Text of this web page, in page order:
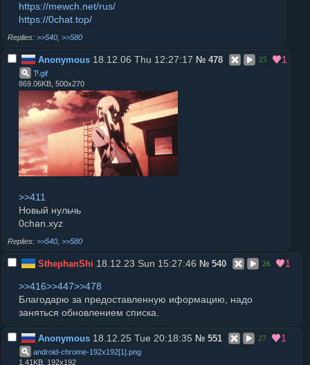
https://mewch.net/rus/
https://0chat.top/
>>540 >>580
Anonymous18.12.06 Thu 12:27:17 № 478 25 1
Тͥͥͥͥͥͥͥͥͥͥͥͥͥͥͥͥͥͥͥͥͥͥͥͥ gif
869.06KB, 500x270
>>411
Новый нульчь
0chan.xyz
>>540 >>580
SthephanShi 18.12.23 Sun 15:27:46 № 540 26 1
>>416>>447>>478
Благодарю за предоставленную иформацию, надо
заняться обновлением списка.
Anonymous18.12.25 Tue 20:18:35 № 551 27 1
android-chrome-192x192[1] png
1.41KB, 192x192